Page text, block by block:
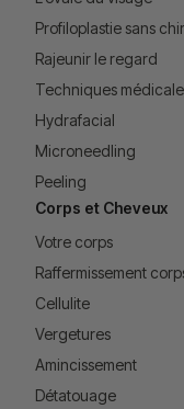
Profiloplastie sans
Rajeunir le regard
Techniques
Hydrafacial
Microneedling
Peeling
Corps et Cheveux
Votre corps
Raffermissement
Cellulite
Vergetures
Amincissement
Détatouage